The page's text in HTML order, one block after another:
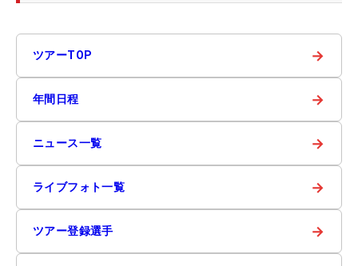
ツアーTOP →
年間日程 →
ニュース一覧 →
ライブフォト一覧 →
ツアー登録選手 →